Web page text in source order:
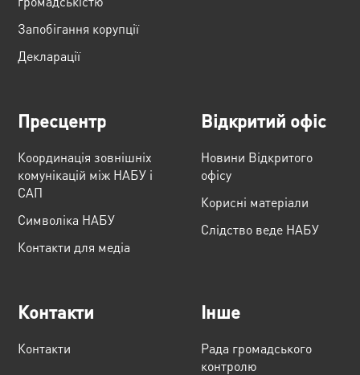
Запобігання корупції
Декларації
Пресцентр
Координація зовнішніх
комунікацій між НАБУ і
САП
Cимволіка НАБУ
Контакти для медіа
Відкритий офіс
Новини Відкритого
офісу
Корисні матеріали
Слідство веде НАБУ
Контакти
Контакти
Інше
Рада громадського
контролю